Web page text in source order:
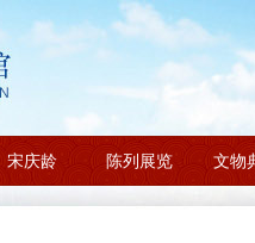
宋庆龄 陈列展览 文物